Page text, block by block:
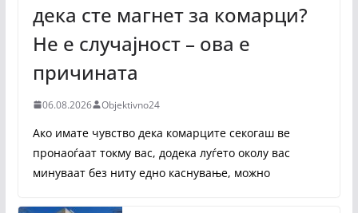
дека сте магнет за комарци?
Не е случајност – ова е
причината
06.08.2026 Objektivno24
Ако имате чувство дека комарците секогаш ве
пронаоѓаат токму вас, додека луѓето околу вас
минуваат без ниту едно каснување, можно